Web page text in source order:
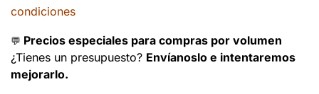
condiciones
💬 Precios especiales para compras por volumen
¿Tienes un presupuesto? Envíanoslo e intentaremos
mejorarlo.